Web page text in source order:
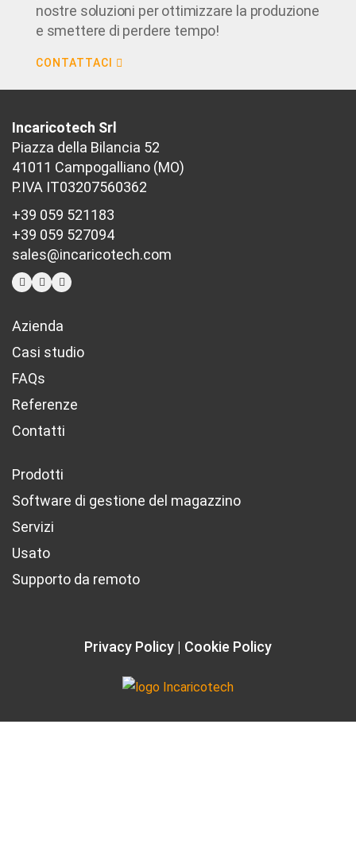
nostre soluzioni per ottimizzare la produzione
e smettere di perdere tempo!
CONTATTACI
Incaricotech Srl
Piazza della Bilancia 52
41011 Campogalliano (MO)
P.IVA IT03207560362
+39 059 521183
+39 059 527094
sales@incaricotech.com
Azienda
Casi studio
FAQs
Referenze
Contatti
Prodotti
Software di gestione del magazzino
Servizi
Usato
Supporto da remoto
Privacy Policy Cookie Policy